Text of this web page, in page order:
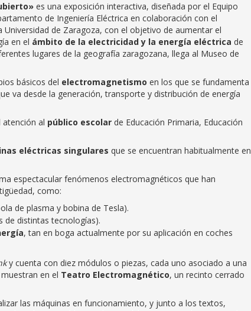
es una exposición interactiva, diseñada por el Equipo
de Ingeniería Eléctrica en colaboración con el
de Zaragoza, con el objetivo de aumentar el
en el ámbito de la electricidad y la energía eléctrica de
lugares de la geografía zaragozana, llega al Museo de
básicos del electromagnetismo en los que se fundamenta
va desde la generación, transporte y distribución de energía
atención al público escolar de Educación Primaria, Educación
eléctricas singulares que se encuentran habitualmente en
espectacular fenómenos electromagnéticos que han
como:
de plasma y bobina de Tesla).
de distintas tecnologías).
, tan en boga actualmente por su aplicación en coches
y cuenta con diez módulos o piezas, cada uno asociado a una
en el Teatro Electromagnético, un recinto cerrado
las máquinas en funcionamiento, y junto a los textos,